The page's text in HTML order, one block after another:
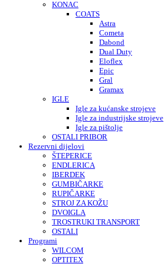
KONAC
COATS
Astra
Cometa
Dabond
Dual Duty
Eloflex
Epic
Gral
Gramax
IGLE
Igle za kućanske strojeve
Igle za industrijske strojeve
Igle za pištolje
OSTALI PRIBOR
Rezervni dijelovi
ŠTEPERICE
ENDLERICA
IBERDEK
GUMBIČARKE
RUPIČARKE
STROJ ZA KOŽU
DVOIGLA
TROSTRUKI TRANSPORT
OSTALI
Programi
WILCOM
OPTITEX